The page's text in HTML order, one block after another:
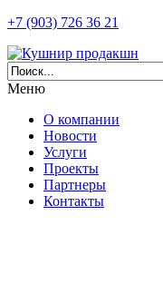
+7 (903) 726 36 21
Меню
О компании
Новости
Услуги
Проекты
Партнеры
Контакты